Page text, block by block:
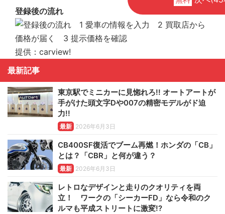
登録後の流れ
提供：carview!
最新記事
東京駅でミニカーに見惚れろ!! オートアートが
手がけた頭文字Dや007の精密モデルがド迫
力!!
最新 2026年6月3日
CB400SF復活でブーム再燃！ホンダの「CB」
とは？「CBR」と何が違う？
最新 2026年6月3日
レトロなデザインと走りのクオリティを両
立！ ワークの「シーカーFD」なら令和のク
ルマも平成ストリートに激変!?